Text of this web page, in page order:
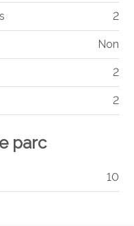
2
Non
2
2
parc
10